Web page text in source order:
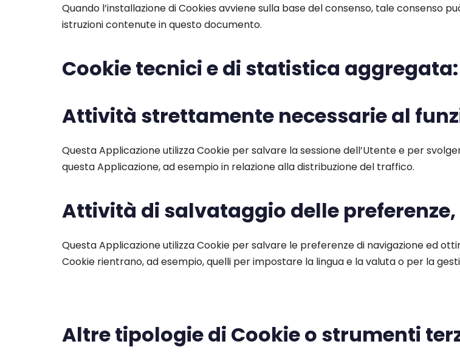
Quando l’installazione di Cookies avviene sulla base del consenso, tale consenso
istruzioni contenute in questo documento.
Cookie tecnici e di statistica aggregata:
Attività strettamente necessarie al
Questa Applicazione utilizza Cookie per salvare la sessione dell’Utente e per
questa Applicazione, ad esempio in relazione alla distribuzione del traffico.
Attività di salvataggio delle
Questa Applicazione utilizza Cookie per salvare le preferenze di navigazione ed
Cookie rientrano, ad esempio, quelli per impostare la lingua e la valuta o per la
Altre tipologie di Cookie o strumenti